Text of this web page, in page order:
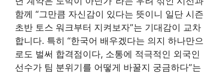
함께 “그만큼 자신감이 있다는 뜻이니 일단 시즌
초반 토스 워크부터 지켜보자”는 기대감이 교차
합니다. 특히 “한국어 배우겠다는 의지 하나만으
로도 벌써 합격점이다, 소통에 적극적인 외국인
선수가 팀 분위기를 어떻게 바꿀지 궁금하다”는